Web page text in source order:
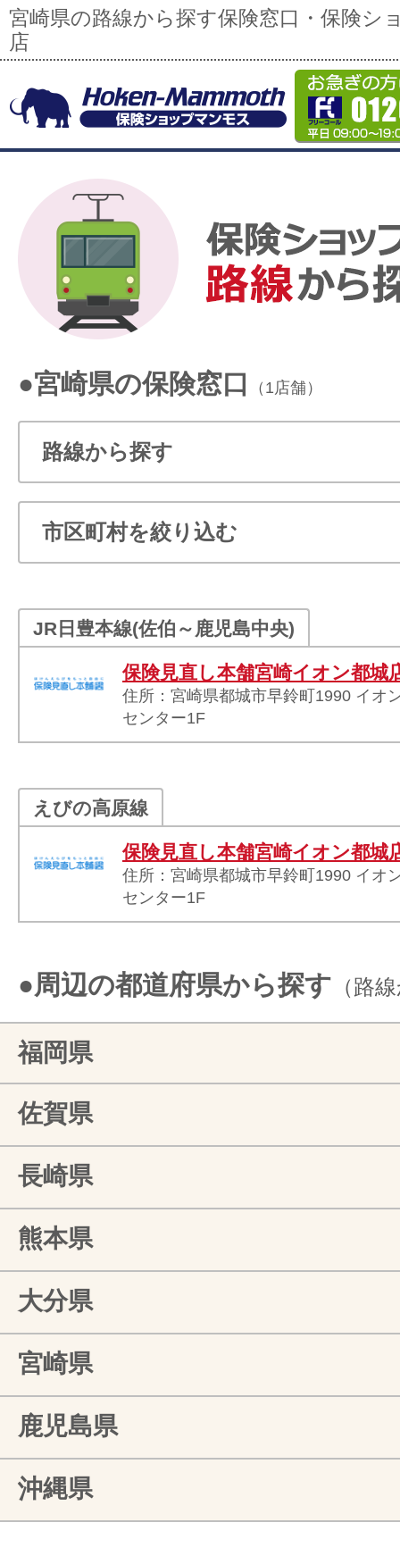
宮崎県の路線から探す保険窓口・保険シ
店
●宮崎県の保険窓口 （1店舗）
JR日豊本線(佐伯～鹿児島中央)
保険見直し本舗宮崎イオン都城
住所：宮崎県都城市早鈴町1990 イオ
センター1F
えびの高原線
保険見直し本舗宮崎イオン都城
住所：宮崎県都城市早鈴町1990 イオ
センター1F
●周辺の都道府県から探す （路
福岡県
佐賀県
長崎県
熊本県
大分県
宮崎県
鹿児島県
沖縄県